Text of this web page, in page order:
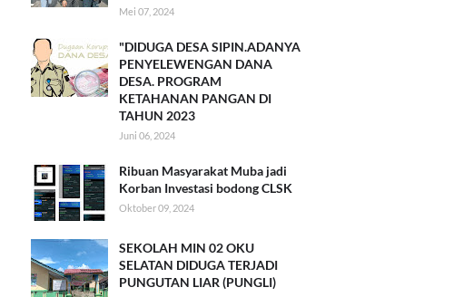
Mei 07, 2024
"DIDUGA DESA SIPIN.ADANYA
PENYELEWENGAN DANA
DESA. PROGRAM
KETAHANAN PANGAN DI
TAHUN 2023
Juni 06, 2024
Ribuan Masyarakat Muba jadi
Korban Investasi bodong CLSK
Oktober 09, 2024
SEKOLAH MIN 02 OKU
SELATAN DIDUGA TERJADI
PUNGUTAN LIAR (PUNGLI)